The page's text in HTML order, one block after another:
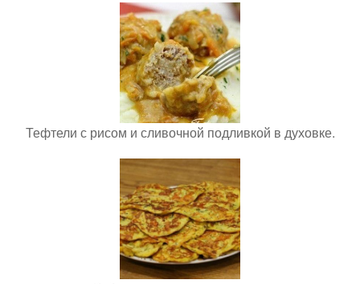
Тефтели с рисом и сливочной подливкой в духовке.